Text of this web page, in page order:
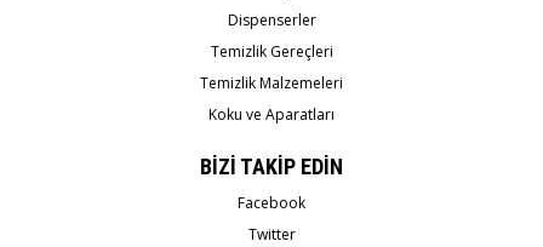
Dispenserler
Temizlik Gereçleri
Temizlik Malzemeleri
Koku ve Aparatları
BİZİ TAKİP EDİN
Facebook
Twitter